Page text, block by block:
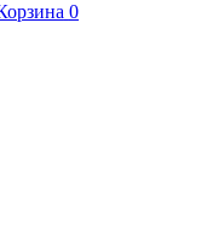
0